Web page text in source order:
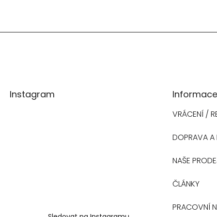
pInstagram
VRÁCENÍ /
DOPRAVA A
NAŠE
ČLÁNKY
PRACOVNÍ